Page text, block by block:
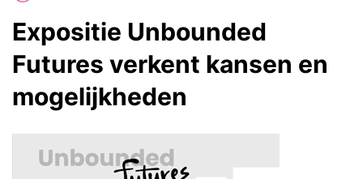
Expositie Unbounded
Futures verkent kansen en
mogelijkheden